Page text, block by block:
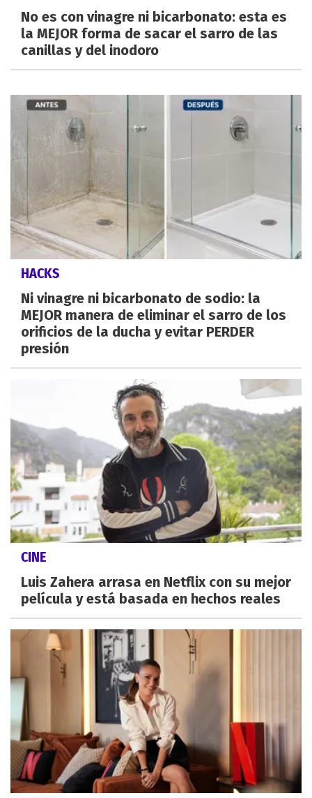
No es con vinagre ni bicarbonato: esta es
la MEJOR forma de sacar el sarro de las
canillas y del inodoro
HACKS
Ni vinagre ni bicarbonato de sodio: la
MEJOR manera de eliminar el sarro de los
orificios de la ducha y evitar PERDER
presión
CINE
Luis Zahera arrasa en Netflix con su mejor
película y está basada en hechos reales